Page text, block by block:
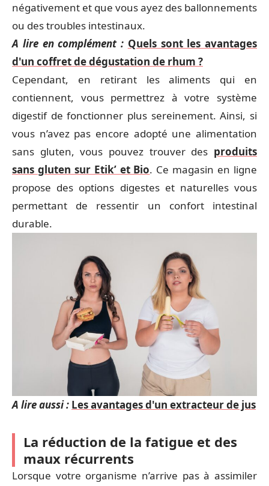
négativement et que vous ayez des ballonnements
ou des troubles intestinaux.
A lire en complément : Quels sont les avantages
d'un coffret de dégustation de rhum ?
Cependant, en retirant les aliments qui en
contiennent, vous permettrez à votre système
digestif de fonctionner plus sereinement. Ainsi, si
vous n’avez pas encore adopté une alimentation
sans gluten, vous pouvez trouver des produits
sans gluten sur Etik’ et Bio. Ce magasin en ligne
propose des options digestes et naturelles vous
permettant de ressentir un confort intestinal
durable.
A lire aussi : Les avantages d'un extracteur de jus
La réduction de la fatigue et des
maux récurrents
Lorsque votre organisme n’arrive pas à assimiler